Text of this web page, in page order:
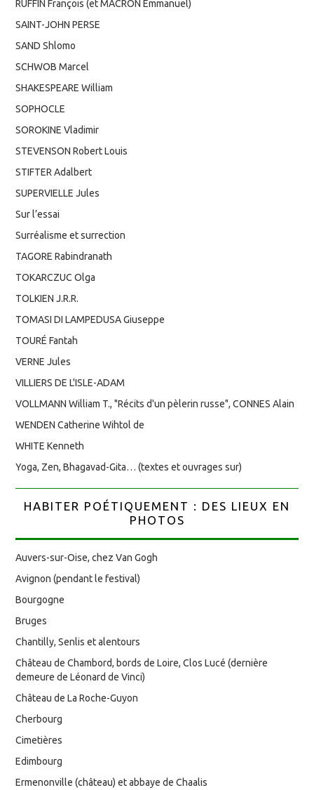
RUFFIN François (et MACRON Emmanuel)
SAINT-JOHN PERSE
SAND Shlomo
SCHWOB Marcel
SHAKESPEARE William
SOPHOCLE
SOROKINE Vladimir
STEVENSON Robert Louis
STIFTER Adalbert
SUPERVIELLE Jules
Sur l’essai
Surréalisme et surrection
TAGORE Rabindranath
TOKARCZUC Olga
TOLKIEN J.R.R.
TOMASI DI LAMPEDUSA Giuseppe
TOURÉ Fantah
VERNE Jules
VILLIERS DE L'ISLE-ADAM
VOLLMANN William T., "Récits d'un pèlerin russe", CONNES Alain
WENDEN Catherine Wihtol de
WHITE Kenneth
Yoga, Zen, Bhagavad-Gita… (textes et ouvrages sur)
HABITER POÉTIQUEMENT : DES LIEUX EN
PHOTOS
Auvers-sur-Oise, chez Van Gogh
Avignon (pendant le festival)
Bourgogne
Bruges
Chantilly, Senlis et alentours
Château de Chambord, bords de Loire, Clos Lucé (dernière
demeure de Léonard de Vinci)
Château de La Roche-Guyon
Cherbourg
Cimetières
Edimbourg
Ermenonville (château) et abbaye de Chaalis